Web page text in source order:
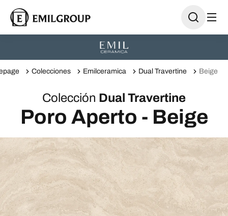
Colecciones Emilceramica Dual Travertine Beige
Colección Dual Travertine
Poro Aperto - Beige